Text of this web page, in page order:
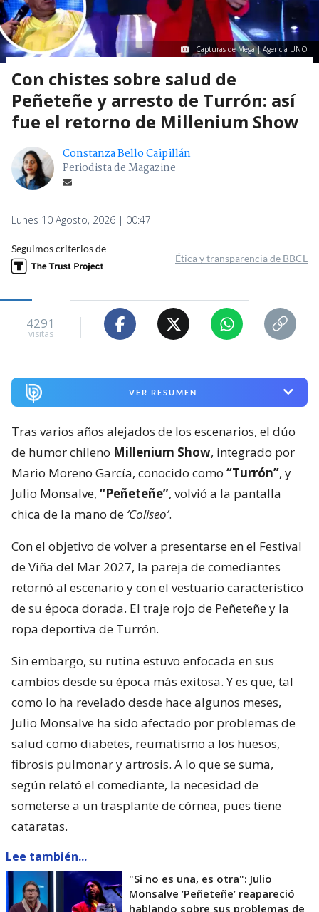
Capturas de Mega | Agencia UNO
Con chistes sobre salud de
Peñeteñe y arresto de Turrón: así
fue el retorno de Millenium Show
Constanza Bello Caipillán
Periodista de Magazine
Lunes 10 Agosto, 2026 | 00:47
Seguimos criterios de
Ética y transparencia de BBCL
4291
visitas
VER RESUMEN
Tras varios años alejados de los escenarios, el dúo
de humor chileno Millenium Show, integrado por
Mario Moreno García, conocido como “Turrón”, y
Julio Monsalve, “Peñeteñe”, volvió a la pantalla
chica de la mano de ‘Coliseo’.
Con el objetivo de volver a presentarse en el Festival
de Viña del Mar 2027, la pareja de comediantes
retornó al escenario y con el vestuario característico
de su época dorada. El traje rojo de Peñeteñe y la
ropa deportiva de Turrón.
Sin embargo, su rutina estuvo enfocada en sus
cambios desde su época más exitosa. Y es que, tal
como lo ha revelado desde hace algunos meses,
Julio Monsalve ha sido afectado por problemas de
salud como diabetes, reumatismo a los huesos,
fibrosis pulmonar y artrosis. A lo que se suma,
según relató el comediante, la necesidad de
someterse a un trasplante de córnea, pues tiene
cataratas.
Lee también...
"Si no es una, es otra": Julio
Monsalve ’Peñeteñe’ reapareció
hablando sobre sus problemas de